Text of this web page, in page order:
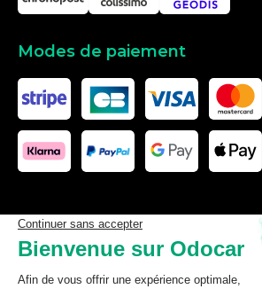
Modes de paiement
Les données affichées ici, particulièrement
complète, ne doivent pas être copiées. Il est
données ou la base de données complète,
exploiter, ni de les rendre accessible à un